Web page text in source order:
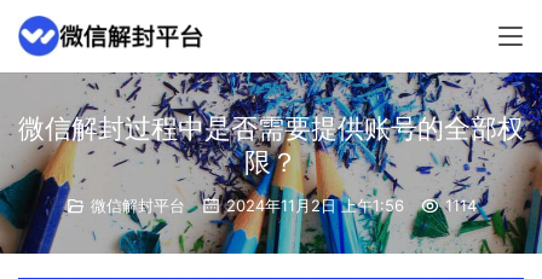
微信解封过程中是否需要提供账号的全部权
限？
微信解封平台 2024年11月2日 上午1:56 1114